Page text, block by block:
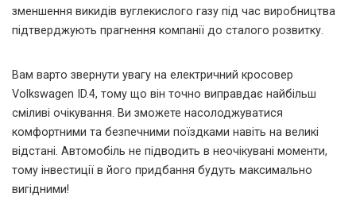
зменшення викидів вуглекислого газу під час виробництва
підтверджують прагнення компанії до сталого розвитку.
Вам варто звернути увагу на електричний кросовер
Volkswagen ID.4, тому що він точно виправдає найбільш
сміливі очікування. Ви зможете насолоджуватися
комфортними та безпечними поїздками навіть на великі
відстані. Автомобіль не підводить в неочікувані моменти,
тому інвестиції в його придбання будуть максимально
вигідними!